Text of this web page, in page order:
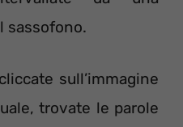
sassofono.
sull’immagine
trovate le parole